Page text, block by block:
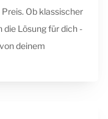
Ob klassischer
die Lösung für dich -
deinem